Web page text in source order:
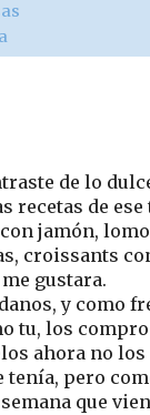
de lo
recetas de
jamón,
croissants
gustara.
y como
tu, los
ahora no
tenía, pero
que